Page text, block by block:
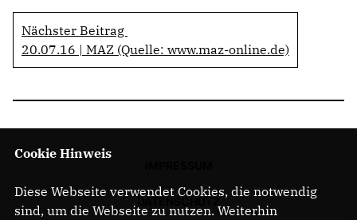
Nächster Beitrag
20.07.16 | MAZ (Quelle: www.maz-online.de)
Cookie Hinweis
Diese Webseite verwendet Cookies, die notwendig
sind, um die Webseite zu nutzen. Weiterhin